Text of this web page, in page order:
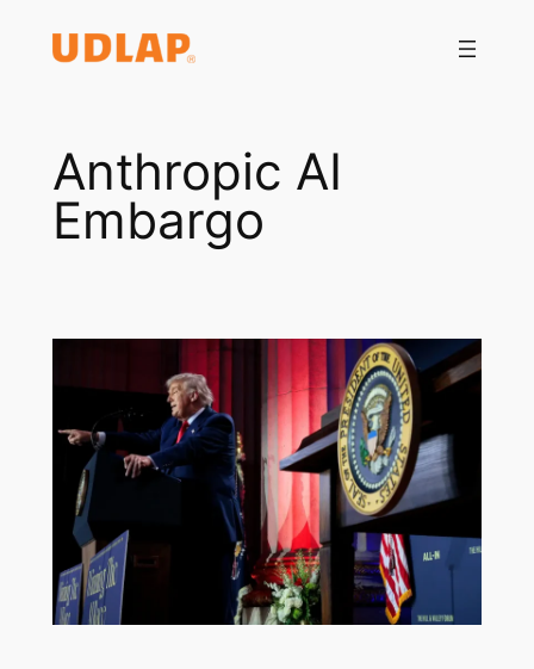
Anthropic AI
Embargo